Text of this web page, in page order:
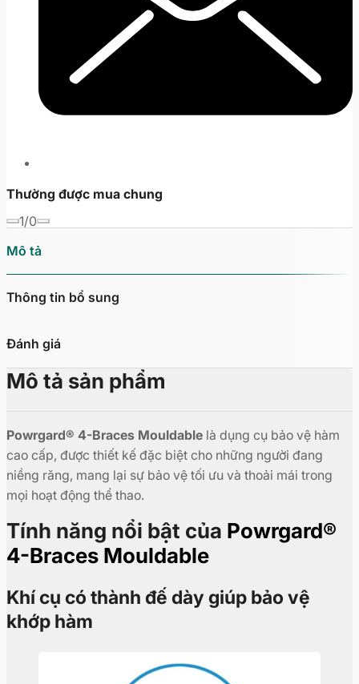
Thường được mua chung
1/0
Mô tả
Thông tin bổ sung
Đánh giá
Mô tả sản phẩm
Powrgard® 4-Braces Mouldable là dụng cụ bảo vệ hàm
cao cấp, được thiết kế đặc biệt cho những người đang
niềng răng, mang lại sự bảo vệ tối ưu và thoải mái trong
mọi hoạt động thể thao.
Tính năng nổi bật của Powrgard®
4-Braces Mouldable
Khí cụ có thành đế dày giúp bảo vệ
khớp hàm